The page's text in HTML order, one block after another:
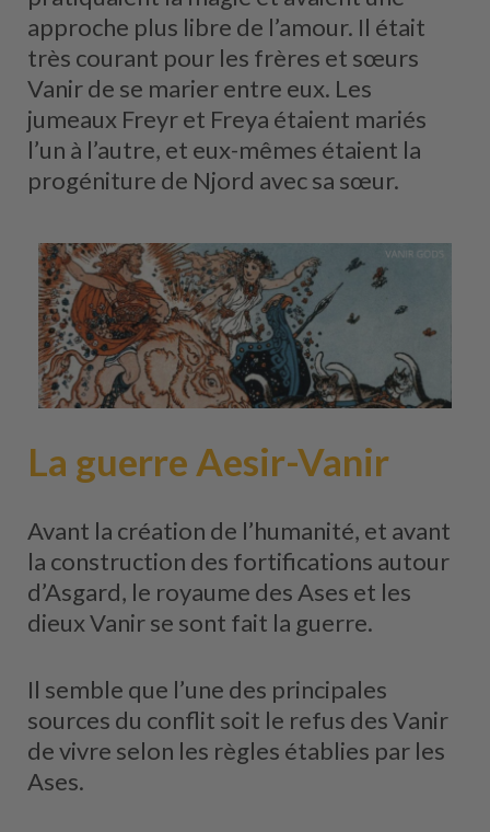
approche plus libre de l’amour. Il était
très courant pour les frères et sœurs
Vanir de se marier entre eux. Les
jumeaux Freyr et Freya étaient mariés
l’un à l’autre, et eux-mêmes étaient la
progéniture de Njord avec sa sœur.
La guerre Aesir-Vanir
Avant la création de l’humanité, et avant
la construction des fortifications autour
d’Asgard, le royaume des Ases et les
dieux Vanir se sont fait la guerre.
Il semble que l’une des principales
sources du conflit soit le refus des Vanir
de vivre selon les règles établies par les
Ases.